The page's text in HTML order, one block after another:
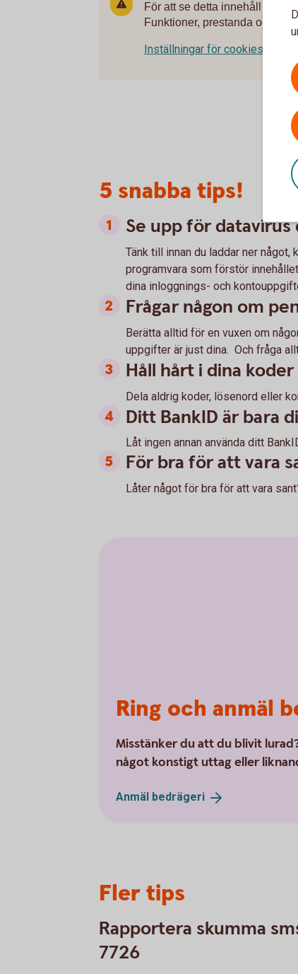
För att se detta innehåll
Funktioner, prestanda och
Inställningar för cookies
5 snabba tips!
Se upp för
Tänk till innan du laddar ner
programvara som förstör
dina inloggnings- och
Frågar någon om
Berätta alltid för en vuxen om
uppgifter är just dina. Och fråga
Håll hårt i dina
Dela aldrig koder, lösenord eller
Ditt BankID är bara
Låt ingen annan använda ditt
För bra för att vara
Låter något för bra för att vara
Ring och anmäl
Misstänker du att du blivit
något konstigt uttag eller
Anmäl bedrägeri
Fler tips
Rapportera skumma
7726